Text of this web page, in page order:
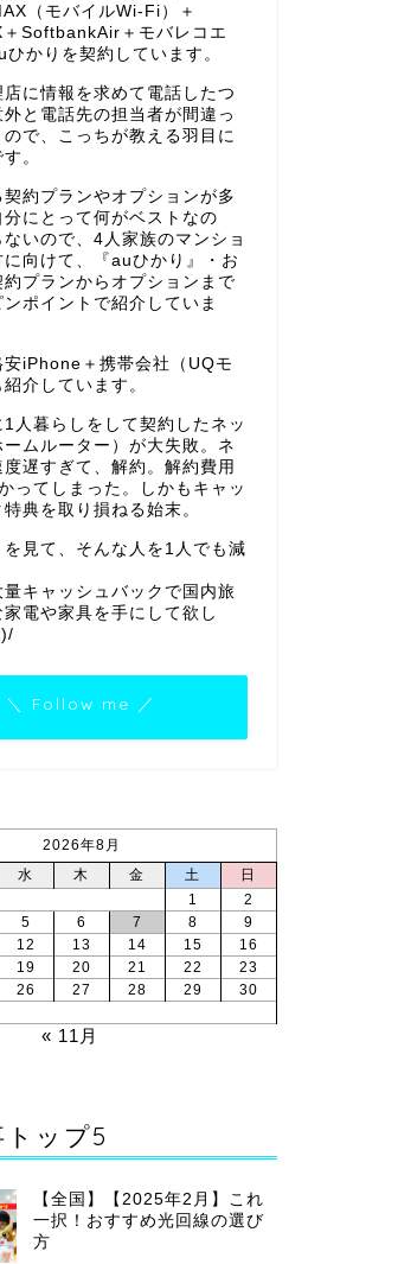
（モバイルWi-Fi）＋
＋SoftbankAir＋モバレコエ
ひかりを契約しています。
に情報を求めて電話したつ
外と電話先の担当者が間違っ
ので、こっちが教える羽目に
。
約プランやオプションが多
にとって何がベストなの
いので、4人家族のマンショ
に向けて、『auひかり』・お
プランからオプションまで
ポイントで紹介していま
安iPhone＋携帯会社（UQモ
介しています。
人暮らしをして契約したネッ
ームルーター）が大失敗。ネ
度遅すぎて、解約。解約費用
ってしまった。しかもキャッ
典を取り損ねる始末。
を見て、そんな人を1人でも減
キャッシュバックで国内旅
電や家具を手にして欲し
＼ Follow me ／
2026年8月
水 木 金 土
日
1
2
5 6 7 8
9
12 13 14 15
16
19 20 21 22
23
26 27 28 29
30
« 11月
トップ5
【全国】【2025年2月】これ
一択！おすすめ光回線の選び
方